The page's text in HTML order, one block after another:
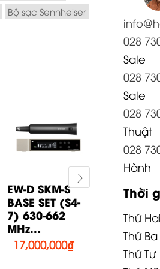
Bộ sạc Sennheiser
EW-D SKM-S
BASE SET (S4-
7) 630-662
MHz...
17,000,000₫
EW-D SKM
BASE SET
7) 606.2-662
MHz...
17,000,000₫
028
Sale
028
Sale
028
Thuật
028
Hành
Thời
Thứ
Thứ
Thứ Tư